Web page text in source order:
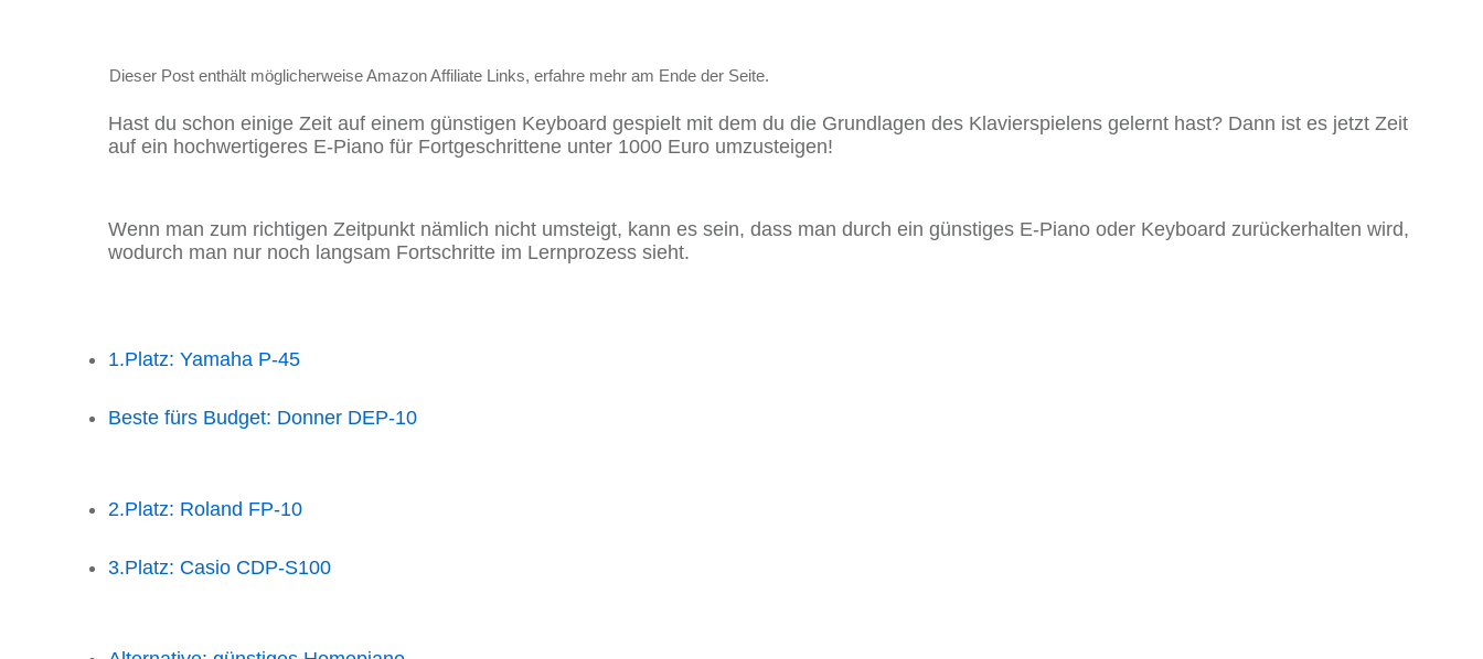
Dieser Post enthält möglicherweise Amazon Affiliate Links, erfahre mehr am Ende der Seite.
Hast du schon einige Zeit auf einem günstigen Keyboard gespielt mit dem du die Grundlagen des Klavierspielens gelernt hast? Dann ist es jetzt Zeit
auf ein hochwertigeres E-Piano für Fortgeschrittene unter 1000 Euro umzusteigen!
Wenn man zum richtigen Zeitpunkt nämlich nicht umsteigt, kann es sein, dass man durch ein günstiges E-Piano oder Keyboard zurückerhalten wird,
wodurch man nur noch langsam Fortschritte im Lernprozess sieht.
1.Platz: Yamaha P-45
Beste fürs Budget: Donner DEP-10
2.Platz: Roland FP-10
3.Platz: Casio CDP-S100